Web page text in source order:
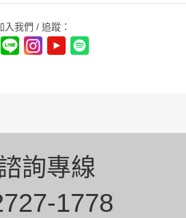
入我們 / 追蹤：
詢專線
1778